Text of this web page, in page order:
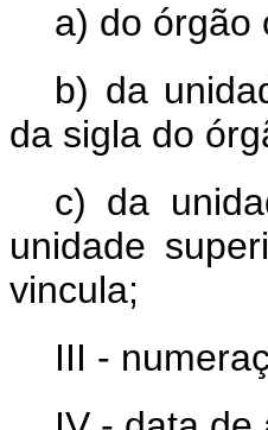
a) do órgão
b) da
da sigla do
c) da
unidade
vincula;
III -